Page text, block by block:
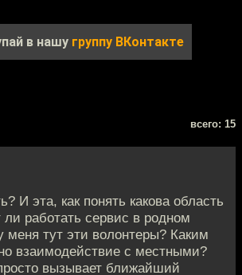
в нашу группу ВКонтакте
всего: 15
И эта, как понять какова область
ли работать сервис в родном
меня тут эти волонтеры? Каким
взаимодействие с местными?
вызывает ближайший